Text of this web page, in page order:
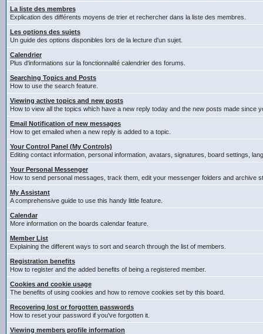
La liste des membres
Explication des différents moyens de trier et rechercher dans la liste des membres.
Les options des sujets
Un guide des options disponibles lors de la lecture d'un sujet.
Calendrier
Plus d'informations sur la fonctionnalité calendrier des forums.
Searching Topics and Posts
How to use the search feature.
Viewing active topics and new posts
How to view all the topics which have a new reply today and the new posts made since
Email Notification of new messages
How to get emailed when a new reply is added to a topic.
Your Control Panel (My Controls)
Editing contact information, personal information, avatars, signatures, board settings,
Your Personal Messenger
How to send personal messages, track them, edit your messenger folders and archive
My Assistant
A comprehensive guide to use this handy little feature.
Calendar
More information on the boards calendar feature.
Member List
Explaining the different ways to sort and search through the list of members.
Registration benefits
How to register and the added benefits of being a registered member.
Cookies and cookie usage
The benefits of using cookies and how to remove cookies set by this board.
Recovering lost or forgotten passwords
How to reset your password if you've forgotten it.
Viewing members profile information